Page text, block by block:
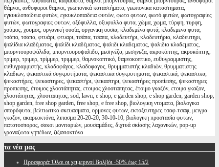
θάμνοι, ανθοφοροι θαμνοι, γεωπονικά καταστήματα, γεωπονικα καταστηματα,
εγκυκλοπαίδεια φυτών, εγκυκλοπαιδεια φυτών, φωτο φυτων, φωτό φυτών, φωτογραφίες
φυτών, φωτογραφιες φυτων, οξύφυλλα, οξυφυλλα φυτα, χώμα, χωμα, τύρφη, τυρφη,
χούμος, χουμος, οργανική ουσία, οργανικη ουσια, κλαδεμένα φυτά, κλαδεμενα φυτα,
τσάπα, τσαπα, φτυάρι, φτυαρι, τσάπα, τσαπα, κλαδευτήρι, κλαδευτήρια, κλαδευτηρι,
ψαλίδια κλαδέματος, ψαλίδι κλαδέματος, ψαλιδι κλαδεματος, ψαλιδια κλαδεματος,
μπορντουροψάλιδα, μπορντουροψαλιδο, μεσηνέζα, μεσηνεζα, ακροκόπτης, ακροκόπτης,
τρίμερ, τριμερ, τρίμμερ, τριμμερ, θαμνοκοπτικό, θαμνοκοπτικο, ευθυγραμμιστης,
ευθυγραμμιστής, κλαδοφάγος, κλαδοφαγος, θρυμματιστής κλαδιών, θρυμματιστης
κλαδιων, ψεκαστικά συγκροτήματα, ψεκαστικα συγκροτηματα, ψεκαστικά, ψεκαστικα,
ψεκαστήρες, ψεκαστηρες, ψεκαστήρι, ψεκαστηρι, ψεκαστήρες προπίεσης, ψεκαστηρες
προπιεσης, έτοιμος χλοοτάπητας, ετοιμος χλοοταπητας, έτοιμο γκαζόν, ετοιμο γκαζον,
χλοοτάπητας, χλοοταπητας, sod, lawn, e shop, e garden shop, e shop garden, garden shop,
shop garden, free shop garden, free shop, e free shop, βιολογικη ντοματα, βιολογικα
σπορόφυτα, βελτιωτικα σκευασματα, ορμονες φυτων, εκτοξευτηρες τσαφ-τσαφ, μειγμα
γκαζον, ακαρεοκτόνα, λιπασμα 20-20-20, 30-10-10, βιολογικη προστασία φυτων,
πατατοσπορος, σακοι μανιταριών, μουσαμάδες, διχτυά σκίασης λαχανικών, pop-up
γραναζωτα γηπέδων, ζιζανιοκτόνα
τα νέα μας
Προσφορά: Όλοι οι χειμερινοί Βολβόι -50% έως 15/2